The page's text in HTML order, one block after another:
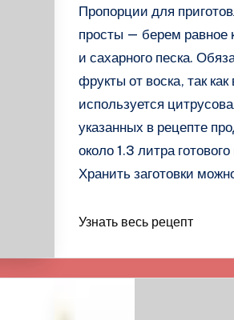
Пропорции для
просты — берем равное
и сахарного песка.
фрукты от воска, так как
используется
указанных в рецепте
около 1.3 литра
Хранить заготовки
Узнать весь рецепт